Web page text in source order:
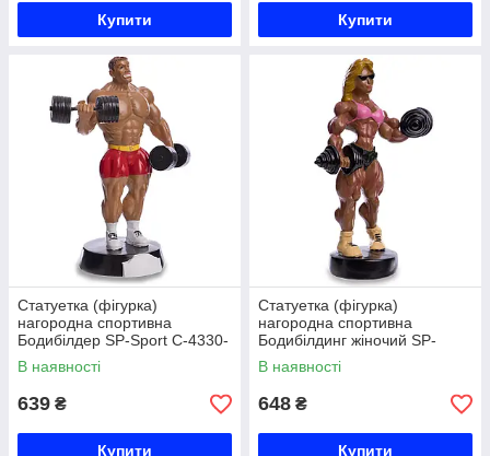
Купити Купити
Статуетка (фігурка)
нагородна спортивна
Бодибілдер SP-Sport C-4330-
A8 (р-р 23х9,5х9 см)
В наявності
639 ₴
Купити
Статуетка (фігурка)
нагородна спортивна
Бодибілдинг жіночий SP-
Sport C-4474-A8 (р-р
25x18x9см)
В наявності
648 ₴
Купити